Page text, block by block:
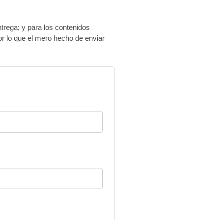
y para los contenidos
lo que el mero hecho de enviar